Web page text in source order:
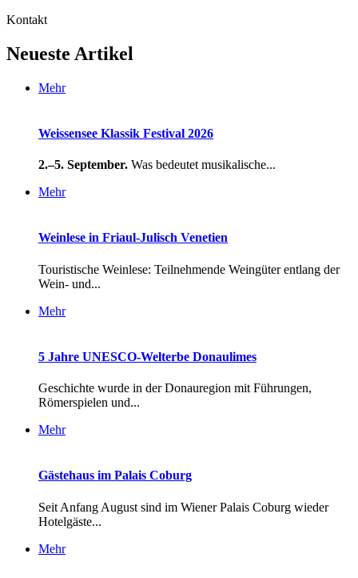
Kontakt
Neueste Artikel
Mehr
Weissensee Klassik Festival 2026
2.–5. September. Was bedeutet musikalische...
Mehr
Weinlese in Friaul-Julisch Venetien
Touristische Weinlese: Teilnehmende Weingüter entlang der
Wein- und...
Mehr
5 Jahre UNESCO-Welterbe Donaulimes
Geschichte wurde in der Donauregion mit Führungen,
Römerspielen und...
Mehr
Gästehaus im Palais Coburg
Seit Anfang August sind im Wiener Palais Coburg wieder
Hotelgäste...
Mehr